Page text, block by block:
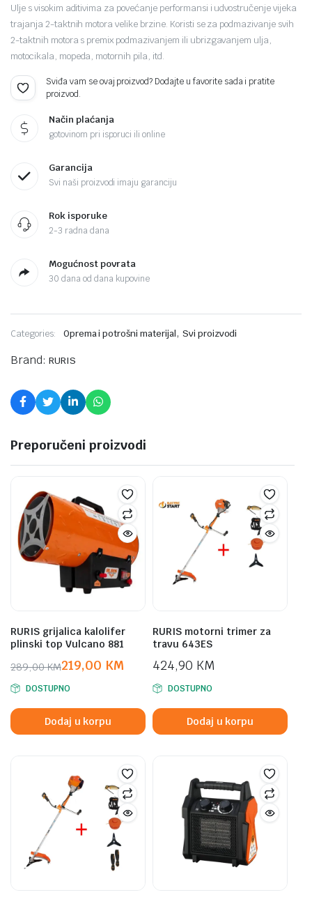
Ulje s visokim aditivima za povećanje performansi i udvostručenje vijeka
trajanja 2-taktnih motora velike brzine. Koristi se za podmazivanje svih
2-taktnih motora s premix podmazivanjem ili ubrizgavanjem ulja,
motocikala, mopeda, motornih pila, itd.
Sviđa vam se ovaj proizvod? Dodajte u favorite sada i pratite
proizvod.
Način plaćanja
gotovinom pri isporuci ili online
Garancija
Svi naši proizvodi imaju garanciju
Rok isporuke
2-3 radna dana
Mogućnost povrata
30 dana od dana kupovine
Categories: Oprema i potrošni materijal, Svi proizvodi
Brand: RURIS
Preporučeni proizvodi
RURIS grijalica kalolifer
plinski top Vulcano 881
289,00KM
Original
price
was:
289,00 KM.
219,00 KM
Current
price
is:
219,00 KM.
DOSTUPNO
Dodaj u korpu
RURIS motorni trimer za
travu 643ES
424,90 KM
DOSTUPNO
Dodaj u korpu